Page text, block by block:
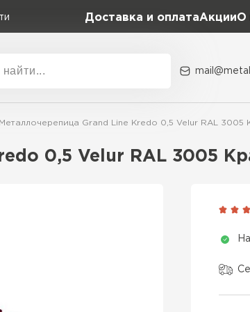
Доставка и оплатаАкцииО
Коллекция
Classic Grand Line
Металлочерепица Grand Line Kredo 0,5 Velur RAL 3005
0,5 Velur RAL 3005